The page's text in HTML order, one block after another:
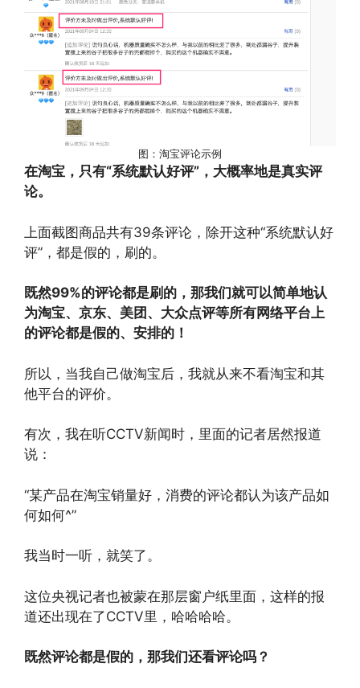
图：淘宝评论示例
在淘宝，只有“系统默认好评”，大概率地是真实评
论。
上面截图商品共有39条评论，除开这种“系统默认好
评”，都是假的，刷的。
既然99%的评论都是刷的，那我们就可以简单地认
为淘宝、京东、美团、大众点评等所有网络平台上
的评论都是假的、安排的！
所以，当我自己做淘宝后，我就从来不看淘宝和其
他平台的评价。
有次，我在听CCTV新闻时，里面的记者居然报道
说：
“某产品在淘宝销量好，消费的评论都认为该产品如
何如何^”
我当时一听，就笑了。
这位央视记者也被蒙在那层窗户纸里面，这样的报
道还出现在了CCTV里，哈哈哈哈。
既然评论都是假的，那我们还看评论吗？